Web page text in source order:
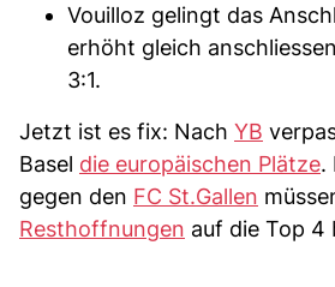
Vouilloz gelingt das
erhöht gleich
3:1.
Jetzt ist es fix: Nach YB
Basel die europäischen Plätze.
gegen den FC St.Gallen
Resthoffnungen auf die Top 4